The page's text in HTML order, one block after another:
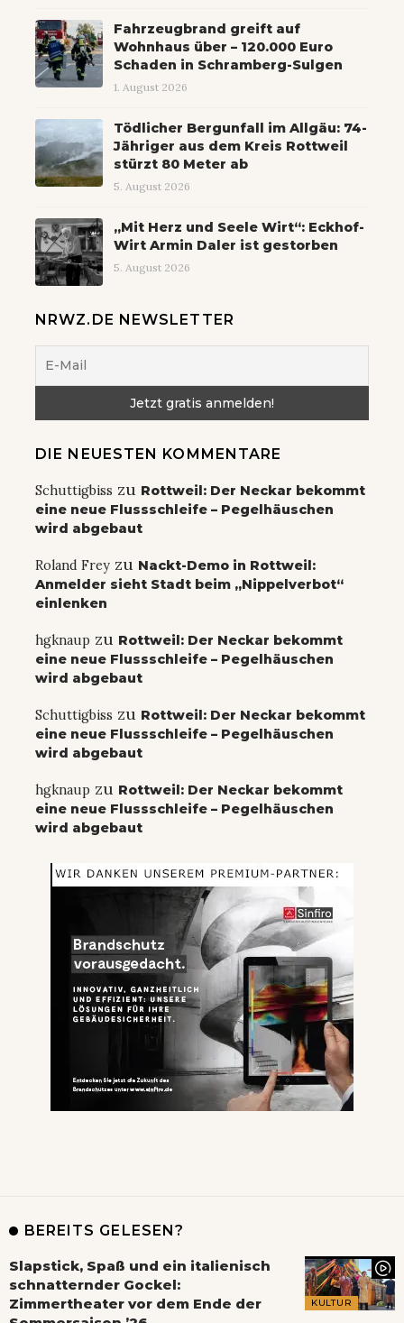
Fahrzeugbrand greift auf
Wohnhaus über – 120.000 Euro
Schaden in Schramberg-Sulgen
1. August 2026
Tödlicher Bergunfall im Allgäu: 74-
Jähriger aus dem Kreis Rottweil
stürzt 80 Meter ab
5. August 2026
„Mit Herz und Seele Wirt“: Eckhof-
Wirt Armin Daler ist gestorben
5. August 2026
NRWZ.DE NEWSLETTER
DIE NEUESTEN KOMMENTARE
Schuttigbiss zu Rottweil: Der Neckar bekommt
eine neue Flussschleife – Pegelhäuschen
wird abgebaut
Roland Frey zu Nackt-Demo in Rottweil:
Anmelder sieht Stadt beim „Nippelverbot“
einlenken
hgknaup zu Rottweil: Der Neckar bekommt
eine neue Flussschleife – Pegelhäuschen
wird abgebaut
Schuttigbiss zu Rottweil: Der Neckar bekommt
eine neue Flussschleife – Pegelhäuschen
wird abgebaut
hgknaup zu Rottweil: Der Neckar bekommt
eine neue Flussschleife – Pegelhäuschen
wird abgebaut
BEREITS GELESEN?
KULTUR
Slapstick, Spaß und ein italienisch
schnatternder Gockel:
Zimmertheater vor dem Ende der